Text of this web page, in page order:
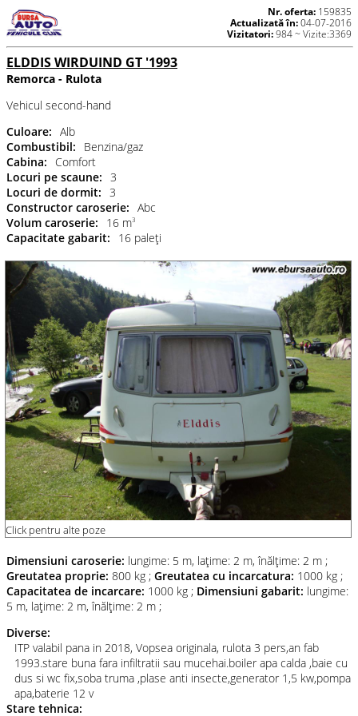
Nr. oferta: 159835
Actualizată în:04-07-2016
Vizitatori:984 ~ Vizite:3369
ELDDIS WIRDUIND GT '1993
Remorca - Rulota
Vehicul second-hand
Culoare: Alb
Combustibil:
Benzina/gaz
Cabina:
Comfort
Locuri pe scaune:
3
Locuri de dormit:
3
Constructor caroserie: Abc
Volum caroserie:
16 m3
Capacitate gabarit: 16 paleţi
Click pentru alte poze
Dimensiuni caroserie: lungime: 5 m, laţime: 2 m,înălţime: 2 m ;
Greutatea proprie: 800 kg ; Greutatea cu incarcatura: 1000 kg ;
Capacitatea de incarcare: 1000 kg ; Dimensiuni gabarit: lungime:
5 m, laţime: 2 m,înălţime: 2 m ;
Diverse:
ITP valabil pana in 2018, Vopsea originala, rulota 3 pers,an fab
1993.stare buna fara infiltratii sau mucehai.boiler apa calda ,baie cu
dus si wc fix,soba truma ,plase anti insecte,generator 1,5 kw,pompa
apa,baterie 12 v
Stare tehnica: